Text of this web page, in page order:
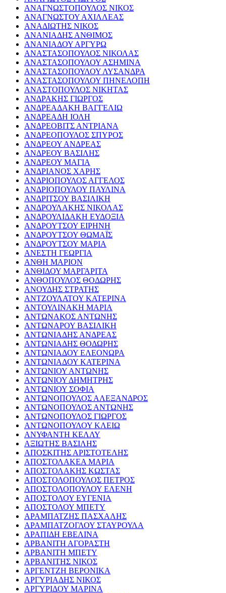
ΑΝΑΓΝΩΣΤΟΠΟΥΛΟΣ ΝΙΚΟΣ
ΑΝΑΓΝΩΣΤΟΥ ΑΧΙΛΛΕΑΣ
ΑΝΑΔΙΩΤΗΣ ΝΙΚΟΣ
ΑΝΑΝΙΑΔΗΣ ΑΝΘΙΜΟΣ
ΑΝΑΝΙΑΔΟΥ ΑΡΓΥΡΩ
ΑΝΑΣΤΑΣΟΠΟΥΛΟΣ ΝΙΚΟΛΑΣ
ΑΝΑΣΤΑΣΟΠΟΥΛΟΥ ΑΣΗΜΙΝΑ
ΑΝΑΣΤΑΣΟΠΟΥΛΟΥ ΛΥΣΑΝΔΡΑ
ΑΝΑΣΤΑΣΟΠΟΥΛΟΥ ΠΗΝΕΛΟΠΗ
ΑΝΑΣΤΟΠΟΥΛΟΣ ΝΙΚΗΤΑΣ
ΑΝΔΡΑΚΗΣ ΓΙΩΡΓΟΣ
ΑΝΔΡΕΑΔΑΚΗ ΒΑΓΓΕΛΙΩ
ΑΝΔΡΕΑΔΗ ΙΟΛΗ
ΑΝΔΡΕΟΒΙΤΣ ΑΝΤΡΙΑΝΑ
ΑΝΔΡΕΟΠΟΥΛΟΣ ΣΠΥΡΟΣ
ΑΝΔΡΕΟΥ ΑΝΔΡΕΑΣ
ΑΝΔΡΕΟΥ ΒΑΣΙΛΗΣ
ΑΝΔΡΕΟΥ ΜΑΓΙΑ
ΑΝΔΡΙΑΝΟΣ ΧΑΡΗΣ
ΑΝΔΡΙΟΠΟΥΛΟΣ ΑΓΓΕΛΟΣ
ΑΝΔΡΙΟΠΟΥΛΟΥ ΠΑΥΛΙΝΑ
ΑΝΔΡΙΤΣΟΥ ΒΑΣΙΛΙΚΗ
ΑΝΔΡΟΥΛΑΚΗΣ ΝΙΚΟΛΑΣ
ΑΝΔΡΟΥΛΙΔΑΚΗ ΕΥΔΟΞΙΑ
ΑΝΔΡΟΥΤΣΟΥ ΕΙΡΗΝΗ
ΑΝΔΡΟΥΤΣΟΥ ΘΩΜΑΪΣ
ΑΝΔΡΟΥΤΣΟΥ ΜΑΡΙΑ
ΑΝΕΣΤΗ ΓΕΩΡΓΙΑ
ΑΝΘΗ ΜΑΡΙΟΝ
ΑΝΘΙΔΟΥ ΜΑΡΓΑΡΙΤΑ
ΑΝΘΟΠΟΥΛΟΣ ΘΟΔΩΡΗΣ
ΑΝΟΥΔΗΣ ΣΤΡΑΤΗΣ
ΑΝΤΖΟΥΛΑΤΟΥ ΚΑΤΕΡΙΝΑ
ΑΝΤΟΥΛΙΝΑΚΗ ΜΑΡΙΑ
ΑΝΤΩΝΑΚΟΣ ΑΝΤΩΝΗΣ
ΑΝΤΩΝΑΡΟΥ ΒΑΣΙΛΙΚΗ
ΑΝΤΩΝΙΑΔΗΣ ΑΝΔΡΕΑΣ
ΑΝΤΩΝΙΑΔΗΣ ΘΟΔΩΡΗΣ
ΑΝΤΩΝΙΑΔΟΥ ΕΛΕΟΝΩΡΑ
ΑΝΤΩΝΙΑΔΟΥ ΚΑΤΕΡΙΝΑ
ΑΝΤΩΝΙΟΥ ΑΝΤΩΝΗΣ
ΑΝΤΩΝΙΟΥ ΔΗΜΗΤΡΗΣ
ΑΝΤΩΝΙΟΥ ΣΟΦΙΑ
ΑΝΤΩΝΟΠΟΥΛΟΣ ΑΛΕΞΑΝΔΡΟΣ
ΑΝΤΩΝΟΠΟΥΛΟΣ ΑΝΤΩΝΗΣ
ΑΝΤΩΝΟΠΟΥΛΟΣ ΓΙΩΡΓΟΣ
ΑΝΤΩΝΟΠΟΥΛΟΥ ΚΛΕΙΩ
ΑΝΥΦΑΝΤΗ ΚΕΛΛΥ
ΑΞΙΩΤΗΣ ΒΑΣΙΛΗΣ
ΑΠΟΣΚΙΤΗΣ ΑΡΙΣΤΟΤΕΛΗΣ
ΑΠΟΣΤΟΛΑΚΕΑ ΜΑΡΙΑ
ΑΠΟΣΤΟΛΑΚΗΣ ΚΩΣΤΑΣ
ΑΠΟΣΤΟΛΟΠΟΥΛΟΣ ΠΕΤΡΟΣ
ΑΠΟΣΤΟΛΟΠΟΥΛΟΥ ΕΛΕΝΗ
ΑΠΟΣΤΟΛΟΥ ΕΥΓΕΝΙΑ
ΑΠΟΣΤΟΛΟΥ ΜΠΕΤΥ
ΑΡΑΜΠΑΤΖΗΣ ΠΑΣΧΑΛΗΣ
ΑΡΑΜΠΑΤΖΟΓΛΟΥ ΣΤΑΥΡΟΥΛΑ
ΑΡΑΠΙΔΗ ΕΒΕΛΙΝΑ
ΑΡΒΑΝΙΤΗ ΑΓΟΡΑΣΤΗ
ΑΡΒΑΝΙΤΗ ΜΠΕΤΥ
ΑΡΒΑΝΙΤΗΣ ΝΙΚΟΣ
ΑΡΓΕΝΤΖΗ ΒΕΡΟΝΙΚΑ
ΑΡΓΥΡΙΑΔΗΣ ΝΙΚΟΣ
ΑΡΓΥΡΙΔΟΥ ΜΑΡΙΝΑ